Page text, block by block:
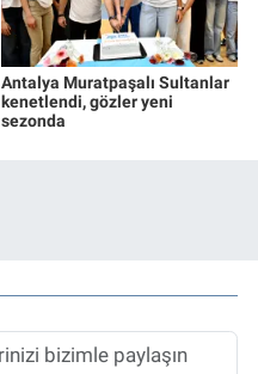
Antalya Muratpaşalı Sultanlar
kenetlendi, gözler yeni
sezonda